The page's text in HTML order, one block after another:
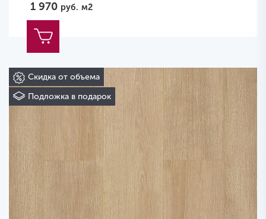
1 970 руб. м2
Скидка от объема
Подложка в подарок